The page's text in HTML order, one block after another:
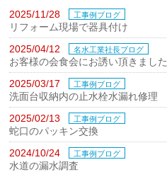
2025/11/28 工事例ブログ
リフォーム現場で器具付け
2025/04/12
名水工業社長ブログ
お客様の会食会にお誘い頂きました
2025/03/17
工事例ブログ
洗面台収納内の止水栓水漏れ修理
2025/02/13
工事例ブログ
蛇口のパッキン交換
2024/10/24
工事例ブログ
水道の漏水調査